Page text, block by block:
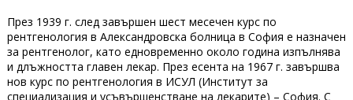
През 1939 г. след завършен шест месечен курс по
рентгенология в Александровска болница в София е назначен
за рентгенолог, като едновременно около година изпълнява
и длъжността главен лекар. През есента на 1967 г. завършва
нов курс по рентгенология в ИСУЛ (Институт за
специализация и усъвършенстване на лекарите) – София. С